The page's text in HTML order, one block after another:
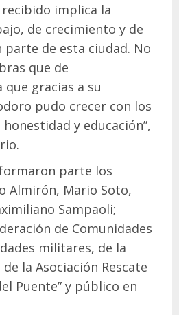
implica la
de crecimiento y de
de esta ciudad. No
que de
gracias a su
pudo crecer con los
y educación”,
parte los
Almirón, Mario Soto,
Sampaoli;
de Comunidades
militares, de la
la Asociación Rescate
Puente” y público en